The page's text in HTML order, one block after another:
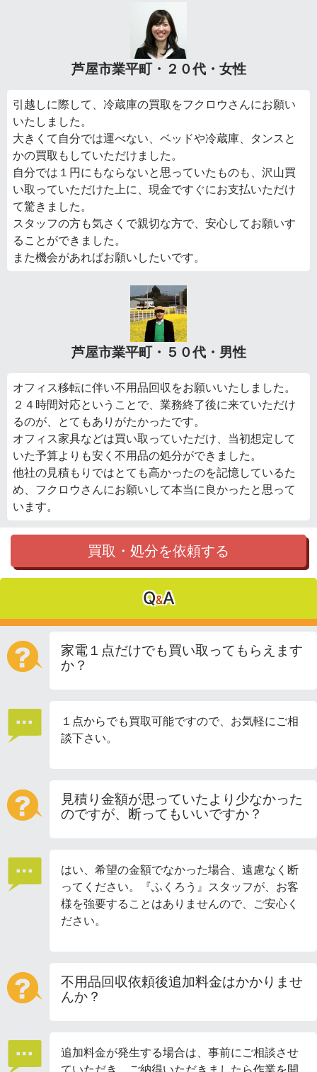
芦屋市業平町・２０代・女性
引越しに際して、冷蔵庫の買取をフクロウさんにお願い
いたしました。
大きくて自分では運べない、ベッドや冷蔵庫、タンスと
かの買取もしていただけました。
自分では１円にもならないと思っていたものも、沢山買
い取っていただけた上に、現金ですぐにお支払いただけ
て驚きました。
スタッフの方も気さくで親切な方で、安心してお願いす
ることができました。
また機会があればお願いしたいです。
芦屋市業平町・５０代・男性
オフィス移転に伴い不用品回収をお願いいたしました。
２４時間対応ということで、業務終了後に来ていただけ
るのが、とてもありがたかったです。
オフィス家具などは買い取っていただけ、当初想定して
いた予算よりも安く不用品の処分ができました。
他社の見積もりではとても高かったのを記憶しているた
め、フクロウさんにお願いして本当に良かったと思って
います。
買取・処分を依頼する
Q&A
家電１点だけでも買い取ってもらえます
か？
１点からでも買取可能ですので、お気軽にご相
談下さい。
見積り金額が思っていたより少なかった
のですが、断ってもいいですか？
はい、希望の金額でなかった場合、遠慮なく断
ってください。『ふくろう』スタッフが、お客
様を強要することはありませんので、ご安心く
ださい。
不用品回収依頼後追加料金はかかりませ
んか？
追加料金が発生する場合は、事前にご相談させ
ていただき、ご納得いただきましたら作業を開